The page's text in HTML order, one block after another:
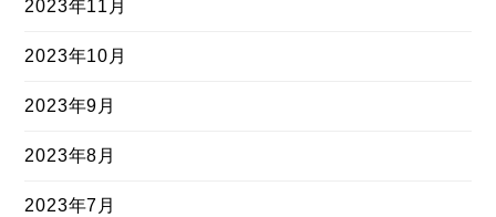
2023年11月
2023年10月
2023年9月
2023年8月
2023年7月